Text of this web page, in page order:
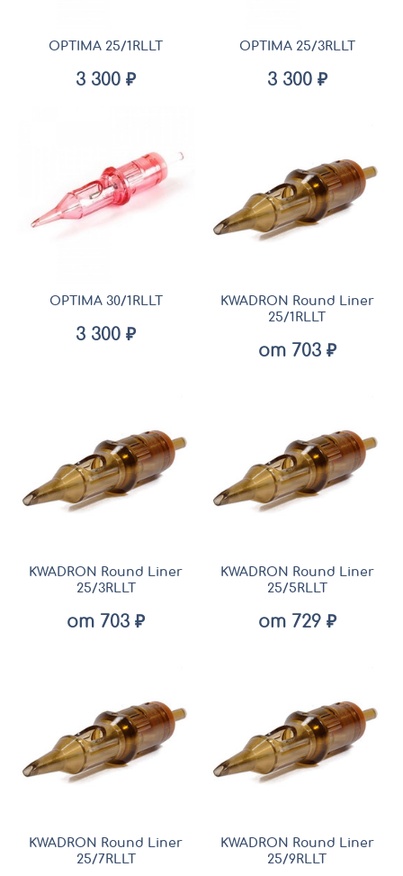
OPTIMA 25/1RLLT
3 300 ₽
OPTIMA 25/3RLLT
3 300 ₽
OPTIMA 30/1RLLT
3 300 ₽
KWADRON Round Liner
25/1RLLT
от 703 ₽
KWADRON Round Liner
25/3RLLT
от 703 ₽
KWADRON Round Liner
25/5RLLT
от 729 ₽
KWADRON Round Liner
25/7RLLT
KWADRON Round Liner
25/9RLLT